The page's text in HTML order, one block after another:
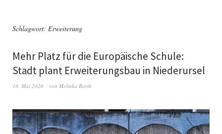
Schlagwort: Erweiterung
Mehr Platz für die Europäische Schule:
Stadt plant Erweiterungsbau in Niederursel
18. Mai 2026 von Melinka Barth